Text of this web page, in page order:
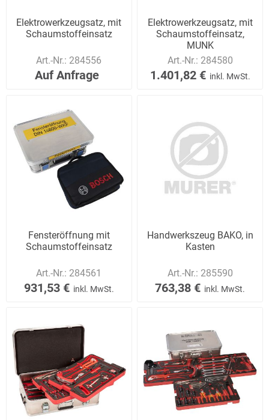
Elektrowerkzeugsatz, mit
Schaumstoffeinsatz
Art.-Nr.: 284556
Auf Anfrage
Elektrowerkzeugsatz, mit
Schaumstoffeinsatz,
MUNK
Art.-Nr.: 284580
1.401,82 € inkl. MwSt.
Fensteröffnung mit
Schaumstoffeinsatz
Art.-Nr.: 284561
931,53 € inkl. MwSt.
Handwerkszeug BAKO, in
Kasten
Art.-Nr.: 285590
763,38 € inkl. MwSt.